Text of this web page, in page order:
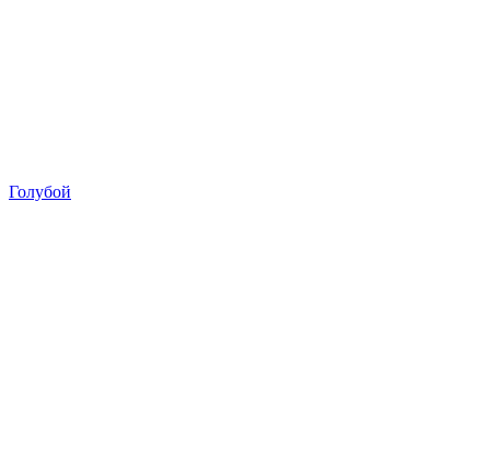
Голубой